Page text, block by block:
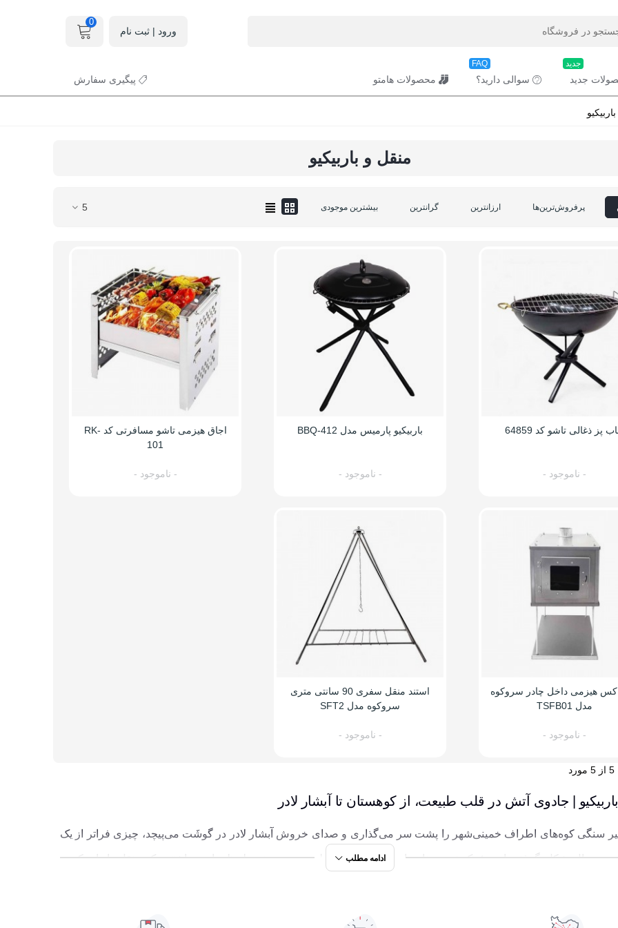
ورود | ثبت نام
0
جدید
جدید
سوالی دارید؟
FAQ
محصولات هامتو پیگیری سفارش
منقل و باربیکیو
پرفروش‌ترین‌ها ارزانترین گرانترین بیشترین موجودی 5
پز ذغالی تاشو کد 64859
- ناموجود -
باربیکیو پارمیس مدل BBQ-412
- ناموجود -
اجاق هیزمی تاشو مسافرتی کد RK-
101
- ناموجود -
هیزمی داخل چادر سروکوه
مدل TSFB01
- ناموجود -
استند منقل سفری 90 سانتی متری
سروکوه مدل SFT2
- ناموجود -
| جادوی آتش در قلب طبیعت، از کوهستان تا آبشار لادر
سنگی کوه‌های اطراف خمینی‌شهر را پشت سر می‌گذاری و صدای خروش آبشار لادر در گوشَت می‌پیچد، چیزی فراتر از یک
در حال شکل گرفتن است؛ یک تجربه ناب از زندگی در دل طبیعت. در چنین لحظه‌هایی، داشتن یک منقل یا باربیکیوی
ادامه مطلب